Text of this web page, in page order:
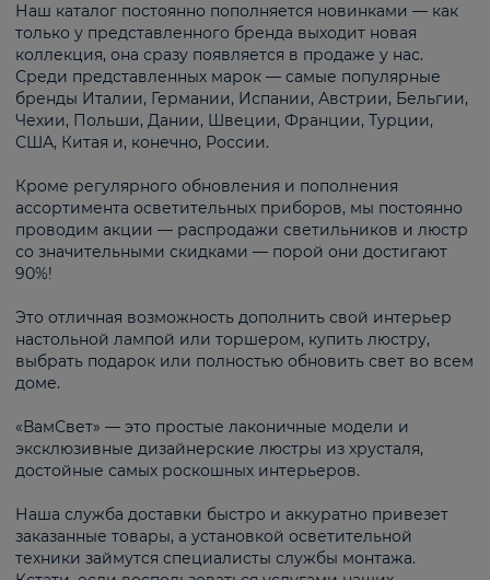
Наш каталог постоянно пополняется новинками — как
только у представленного бренда выходит новая
коллекция, она сразу появляется в продаже у нас.
Среди представленных марок — самые популярные
бренды Италии, Германии, Испании, Австрии, Бельгии,
Чехии, Польши, Дании, Швеции, Франции, Турции,
США, Китая и, конечно, России.
Кроме регулярного обновления и пополнения
ассортимента осветительных приборов, мы постоянно
проводим акции — распродажи светильников и люстр
со значительными скидками — порой они достигают
90%!
Это отличная возможность дополнить свой интерьер
настольной лампой или торшером, купить люстру,
выбрать подарок или полностью обновить свет во всем
доме.
«ВамСвет» — это простые лаконичные модели и
эксклюзивные дизайнерские люстры из хрусталя,
достойные самых роскошных интерьеров.
Наша служба доставки быстро и аккуратно привезет
заказанные товары, а установкой осветительной
техники займутся специалисты службы монтажа.